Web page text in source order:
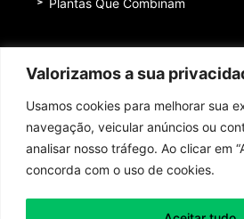
Valorizamos a sua
Usamos cookies para melhorar sua
navegação, veicular anúncios ou
analisar nosso tráfego. Ao clicar em
concorda com o uso de cookies.
Quem nos patrocina
Contato